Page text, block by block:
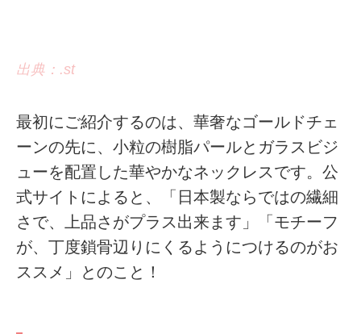
出典：.st
最初にご紹介するのは、華奢なゴールドチェ
ーンの先に、小粒の樹脂パールとガラスビジ
ューを配置した華やかなネックレスです。公
式サイトによると、「日本製ならではの繊細
さで、上品さがプラス出来ます」「モチーフ
が、丁度鎖骨辺りにくるようにつけるのがお
ススメ」とのこと！